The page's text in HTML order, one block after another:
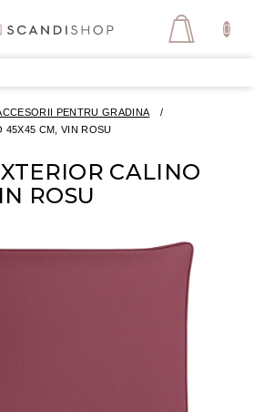
COŞ
PENTRU GRADINA
/
45X45 CM, VIN ROSU
CALINO
ROSU